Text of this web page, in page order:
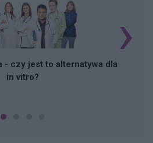
- czy jest to alternatywa dla
in vitro?
›